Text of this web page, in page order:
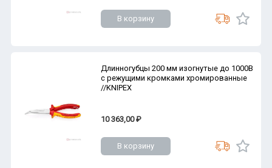
В корзину
Длинногубцы 200 мм изогнутые до 1000В
с режущими кромками хромированные
//KNIPEX
10 363,00 ₽
В корзину